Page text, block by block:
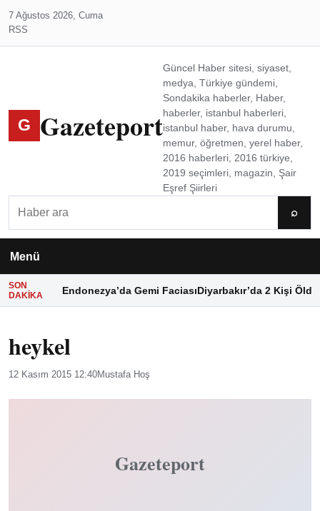
7 Ağustos 2026, Cuma
RSS
G Gazeteport
Güncel Haber sitesi, siyaset,
medya, Türkiye gündemi,
Sondakika haberler, Haber,
haberler, istanbul haberleri,
istanbul haber, hava durumu,
memur, öğretmen, yerel haber,
2016 haberleri, 2016 türkiye,
2019 seçimleri, magazin, Şair
Eşref Şiirleri
⌕
Menü
SON
DAKIKA
Endonezya’da Gemi FaciasıDiyarbakır’da 2 Kişi Öldü
heykel
12 Kasım 2015 12:40Mustafa Hoş
Gazeteport